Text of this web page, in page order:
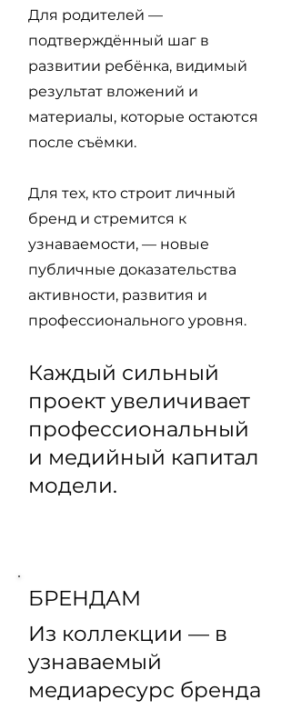
Для родителей —
подтверждённый шаг в
развитии ребёнка, видимый
результат вложений и
материалы, которые остаются
после съёмки.
Для тех, кто строит личный
бренд и стремится к
узнаваемости, — новые
публичные доказательства
активности, развития и
профессионального уровня.
Каждый сильный
проект увеличивает
профессиональный
и медийный капитал
модели.
БРЕНДАМ
Из коллекции — в
узнаваемый
медиаресурс бренда